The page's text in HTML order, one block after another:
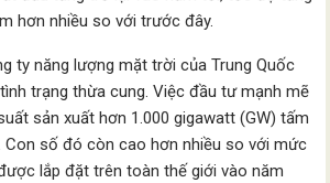
hơn nhiều so với trước đây.
ty năng lượng mặt trời của Trung Quốc
trạng thừa cung. Việc đầu tư mạnh mẽ
sản xuất hơn 1.000 gigawatt (GW) tấm
Con số đó còn cao hơn nhiều so với mức
lắp đặt trên toàn thế giới vào năm